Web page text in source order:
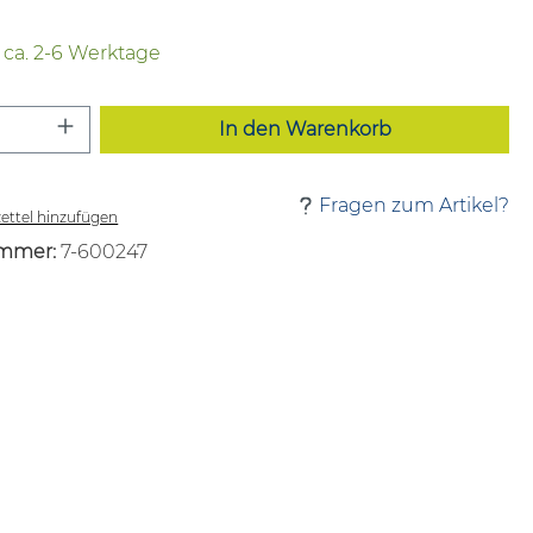
2-6 Werktage
Anzahl: Gib den gewünschten Wert
In den Warenkorb
hinzufügen
Fragen zum Artikel?
7-600247